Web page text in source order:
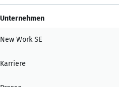
Unternehmen
New Work SE
Karriere